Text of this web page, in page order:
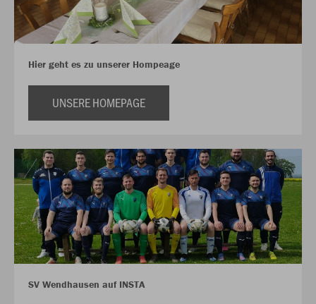
Hier geht es zu unserer Hompeage
UNSERE HOMEPAGE
SV Wendhausen auf INSTA